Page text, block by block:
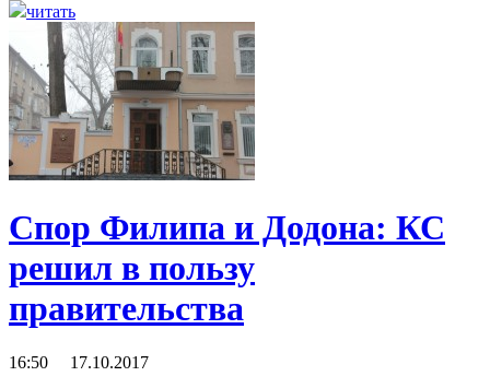
читать
Спор Филипа и Додона: КС
решил в пользу
правительства
16:50 17.10.2017